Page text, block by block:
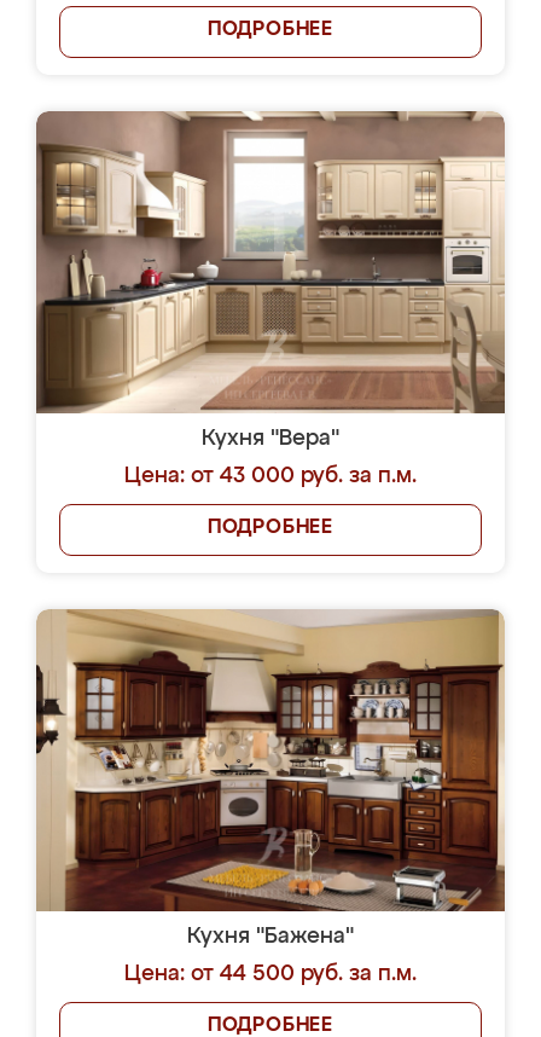
ПОДРОБНЕЕ
Кухня "Вера"
Цена: от 43 000 руб. за п.м.
ПОДРОБНЕЕ
Кухня "Бажена"
Цена: от 44 500 руб. за п.м.
ПОДРОБНЕЕ